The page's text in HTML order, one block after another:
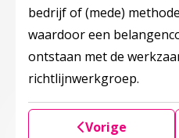
bedrijf of (mede)
waardoor een
ontstaan met de
richtlijnwerkgroep.
Vorige